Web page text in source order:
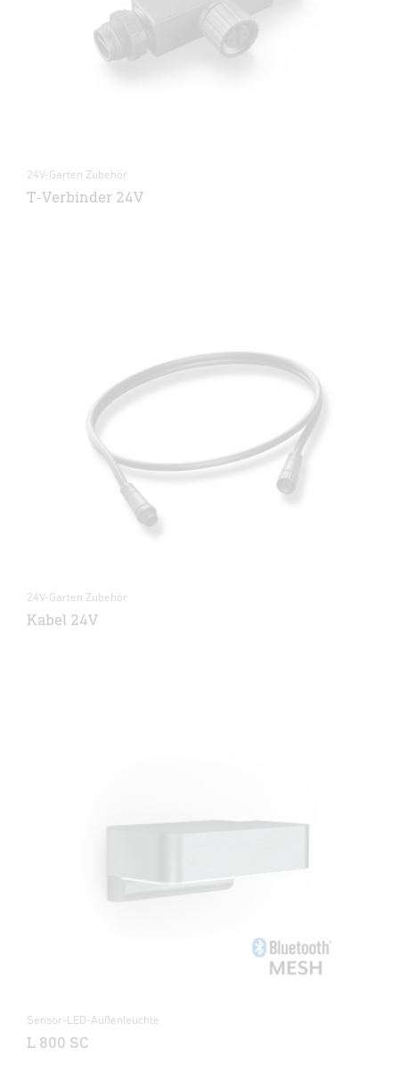
24V-Garten Zubehör
T-Verbinder 24V
24V-Garten Zubehör
Kabel 24V
Sensor-LED-Außenleuchte
L 800 SC